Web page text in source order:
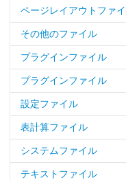
ページレイアウトファ
その他のファイル
プラグインファイル
プラグインファイル
設定ファイル
表計算ファイル
システムファイル
テキストファイル